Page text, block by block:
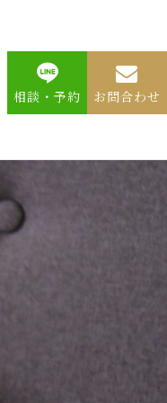
相談・予約 お問合わせ